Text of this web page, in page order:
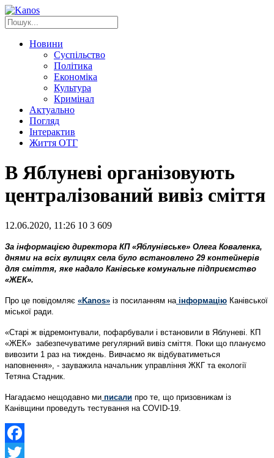
Новини
Суспільство
Політика
Економіка
Культура
Кримінал
Актуально
Погляд
Інтерактив
Життя ОТГ
В Яблуневі організовують
централізований вивіз сміття
12.06.2020, 11:26 10 3 609
За інформацією директора КП «Яблунівське» Олега Коваленка,
днями на всіх вулицях села було встановлено 29 контейнерів
для сміття, яке надало Канівське комунальне підприємство
«ЖЕК».
Про це повідомляє «Kanos» із посиланням на інформацію Канівської
міської ради.
«Старі ж відремонтували, пофарбували і встановили в Яблуневі. КП
«ЖЕК» забезпечуватиме регулярний вивіз сміття. Поки що плануємо
вивозити 1 раз на тиждень. Вивчаємо як відбуватиметься
наповнення», - зауважила начальник управління ЖКГ та екології
Тетяна Стадник.
Нагадаємо нещодавно ми писали про те, що призовникам із
Канівщини проведуть тестування на COVID-19.
Facebook